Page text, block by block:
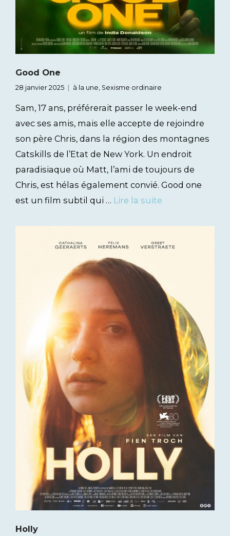
Good One
28 janvier 2025 à la une, Sexisme ordinaire
Sam, 17 ans, préférerait passer le week-end
avec ses amis, mais elle accepte de rejoindre
son père Chris, dans la région des montagnes
Catskills de l’Etat de New York. Un endroit
paradisiaque où Matt, l’ami de toujours de
Chris, est hélas également convié. Good one
est un film subtil qui … Lire la suite
Holly